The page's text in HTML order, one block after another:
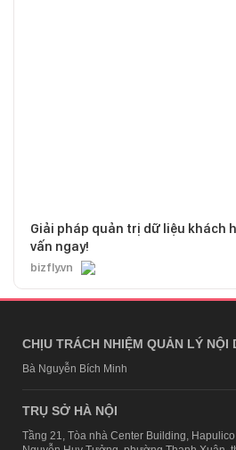
Giải pháp quản trị dữ liệu khách
vấn ngay!
bizfly.vn
CHỊU TRÁCH NHIỆM QUẢN LÝ NỘI
Bà Nguyễn Bích Minh
TRỤ SỞ HÀ NỘI
Tầng 21, Tòa nhà Center Building,